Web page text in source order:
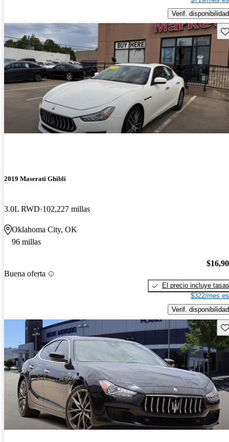
Verif. disponibilidad
2019 Maserati Ghibli
3.0L RWD 102,227 millas
Oklahoma City, OK
96 millas
Buena oferta
El precio incluye tasas
$322/mes
Verif. disponibilidad